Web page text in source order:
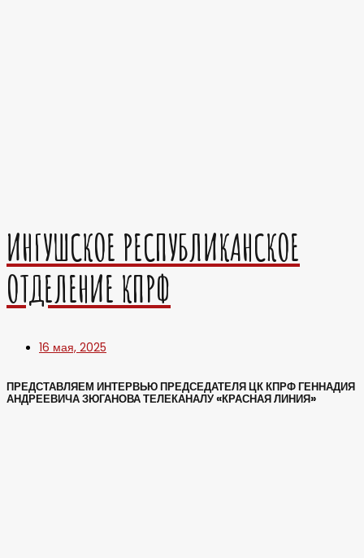
ИНГУШСКОЕ РЕСПУБЛИКАНСКОЕ
ОТДЕЛЕНИЕ КПРФ
16 мая, 2025
ПРЕДСТАВЛЯЕМ ИНТЕРВЬЮ ПРЕДСЕДАТЕЛЯ ЦК КПРФ ГЕННАДИЯ
АНДРЕЕВИЧА ЗЮГАНОВА ТЕЛЕКАНАЛУ «КРАСНАЯ ЛИНИЯ»